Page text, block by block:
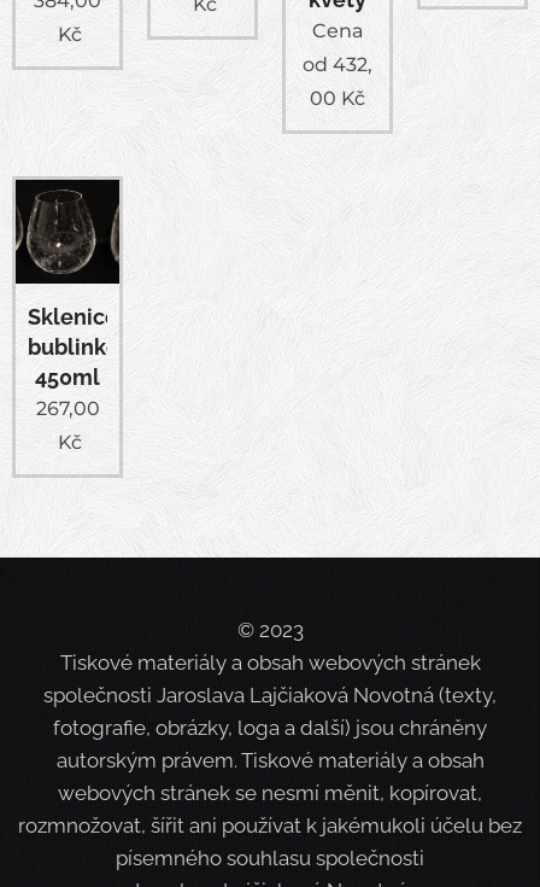
Kč
Cena
od 432,
00 Kč
Sklenice
bublinková
450ml
267,00
Kč
© 2023
Tiskové materiály a obsah webových stránek
společnosti Jaroslava Lajčiaková Novotná (texty,
fotografie, obrázky, loga a další) jsou chráněny
autorským právem. Tiskové materiály a obsah
webových stránek se nesmí měnit, kopírovat,
rozmnožovat, šířit ani používat k jakémukoli účelu bez
písemného souhlasu společnosti